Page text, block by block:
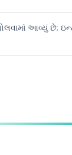
આવ્યું છે;